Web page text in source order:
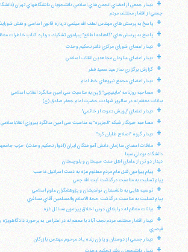
+
ديدار جمعي از اعضاي انجمن هاي اسلامي دانشجويان دانشگاههاي تهران
جمعي از اقشار مختلف مردم
+ پاسخ به پرسش هاي مهندس لطف الله ميثمي درباره قانون اساسي و نقش
+ پاسخ به پرسش هاي "گاهنامه اطلاع" پيرامون تشكيك درباره كتاب خاطرات
+ ديدار اعضاي شوراي مركزي دفتر تحكيم وحدت
+ ديدار اعضاي سازمان مجاهدين انقلاب اسلامي
+ گزارش برگزاري نماز عيد سعيد فطر
+ ديدار اعضاي مجمع نيروهاي خط امام
+
مصاحبه روزنامه "ماينيچي" ژاپن به مناسبت سي امين سالگرد انقلاب اسلامي
بيانات معظم له در سالروز شهادت حضرت امام جعفر صادق (ع)
+ ديدار اعضاي "پويش دعوت از خاتمي"
+ مصاحبه خبرنگار شبكه "الجزيره" به مناسبت سي امين سالگرد پيروزي انقلاباسلامي
+ ديدار گروه "اصلاح طلبان كرد"
+
ملاقات اعضاي سازمان دانش آموختگان ايران (ادوار تحكيم وحدت)، حزب
دانشگاه بوعلي سينا
ديدار دو تن از علماي اهل سنت سيستان و بلوچستان
+
پيام پيرامون قتل عام مردم مظلوم غزه به دست اسرائيل غاصب
پيام تسليت به مناسبت درگذشت آيت الله جمي
+
توصيه هايي به دانشمندان، نوانديشان و پژوهشگران علوم اسلامي
پيام تسليت به مناسبت درگذشت حجة الاسلام والمسلمين آقاي مسافري
+ بيانات معظم له در ابتداي درس اخلاق پيرامون مسائل غزه
+
ديدار اقشار مختلف مردم نجف آباد با معظم له در اعتراض به برخورد
قيصري
+ ديدار جمعي از دوستان و ياران زنده ياد مرحوم مهندس بازرگان